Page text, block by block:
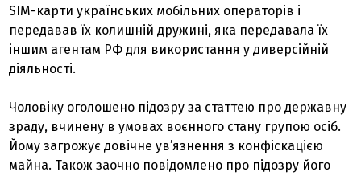
SIM-карти українських мобільних операторів і
передавав їх колишній дружині, яка передавала їх
іншим агентам РФ для використання у диверсійній
діяльності.
Чоловіку оголошено підозру за статтею про державну
зраду, вчинену в умовах воєнного стану групою осіб.
Йому загрожує довічне ув’язнення з конфіскацією
майна. Також заочно повідомлено про підозру його